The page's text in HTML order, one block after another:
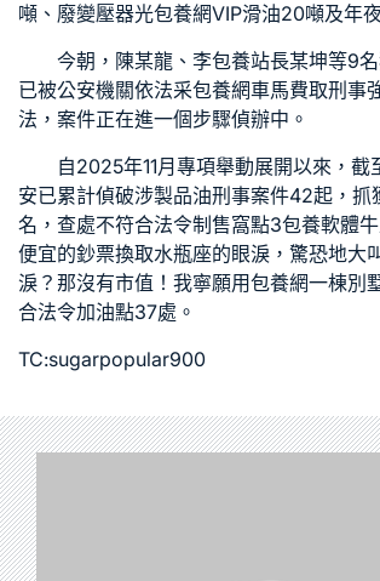
噸、廢變壓器光包養網VIP滑油20噸及年
今朝，陳某龍、李包養站長某坤等9
已被公安機關依法采包養網車馬費取刑事
法，案件正在進一個步驟偵辦中。
自2025年11月專項舉動展開以來，截
安已累計偵破涉製品油刑事案件42起，抓
名，查處不符合法令制售窩點3包養軟體
便宜的鈔票換取水瓶座的眼淚，驚恐地大
淚？那沒有市值！我寧願用包養網一棟別
合法令加油點37處。
TC:sugarpopular900